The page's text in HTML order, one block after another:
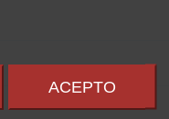
ACEPTO